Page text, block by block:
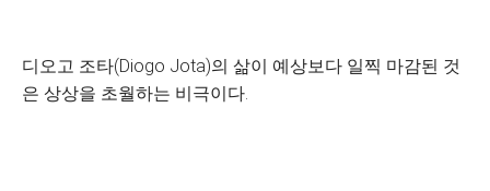
디오고 조타(Diogo Jota)의 삶이 예상보다 일찍 마감된 것
은 상상을 초월하는 비극이다.